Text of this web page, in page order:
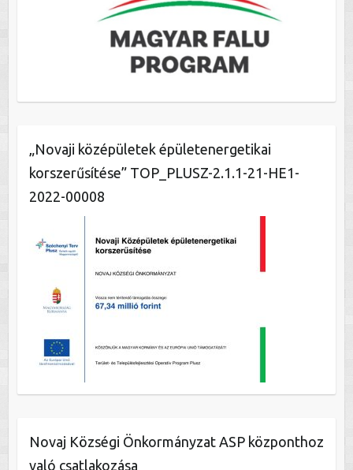
„Novaji középületek épületenergetikai
korszerűsítése” TOP_PLUSZ-2.1.1-21-HE1-
2022-00008
Novaj Községi Önkormányzat ASP központhoz
való csatlakozása